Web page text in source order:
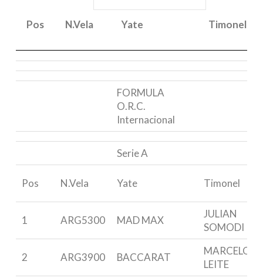
Pos N.Vela Yate Timonel
FORMULA
O.R.C.
Internacional
Serie A
Pos N.Vela Yate Timonel
1 ARG5300 MAD MAX
JULIAN
SOMODI
2 ARG3900 BACCARAT
MARCELO
LEITE